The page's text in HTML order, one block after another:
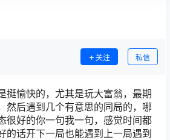
关注 私信
挺愉快的，尤其是玩大富翁，最期
然后遇到几个有意思的同局的，哪
很好的你一句我一句，感觉时间都
的话开下一局也能遇到上一局遇到